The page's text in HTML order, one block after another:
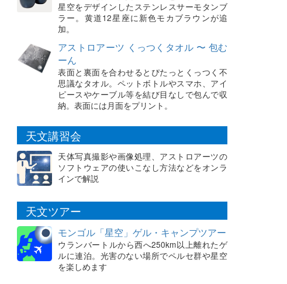
星空をデザインしたステンレスサーモタンブ
ラー。黄道12星座に新色モカブラウンが追
加。
アストロアーツ くっつくタオル 〜 包む
ーん
表面と裏面を合わせるとぴたっとくっつく不
思議なタオル。ペットボトルやスマホ、アイ
ピースやケーブル等を結び目なしで包んで収
納。表面には月面をプリント。
天文講習会
天体写真撮影や画像処理、アストロアーツの
ソフトウェアの使いこなし方法などをオンラ
インで解説
天文ツアー
モンゴル「星空」ゲル・キャンプツアー
ウランバートルから西へ250km以上離れたゲ
ルに連泊。光害のない場所でペルセ群や星空
を楽しめます